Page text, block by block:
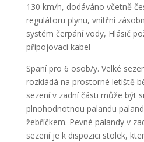
130 km/h, dodáváno včetně
regulátoru plynu, vnitřní
systém čerpání vody, Hlásič
připojovací kabel
Spaní pro 6 osob/y. Velké
rozkládá na prostorné letiště
sezení v zadní části může být
plnohodnotnou palandu
žebříčkem. Pevné palandy v
sezení je k dispozici stolek,